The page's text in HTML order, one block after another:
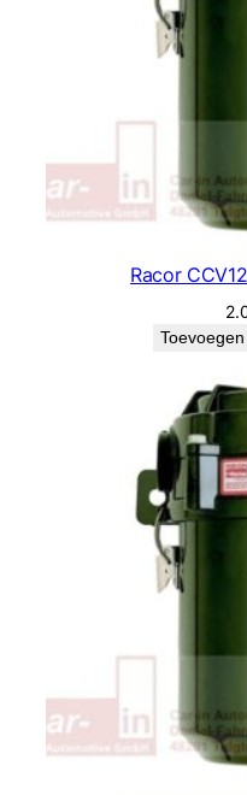
Racor